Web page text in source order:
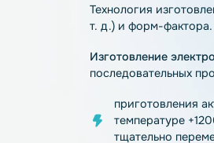
АБ, которые
низкой
высокой